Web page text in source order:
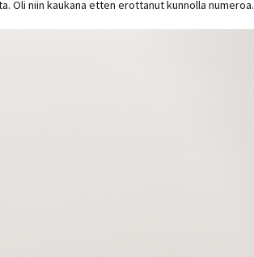
Oli niin kaukana etten erottanut kunnolla numeroa.